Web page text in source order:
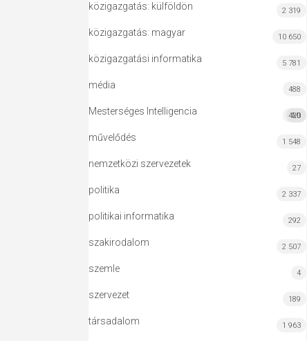
közigazgatás: külföldön 2 319
közigazgatás: magyar 10 650
közigazgatási informatika 5 781
média 488
Mesterséges Intelligencia MI
420
művelődés 1 548
nemzetközi szervezetek 27
politika 2 337
politikai informatika 292
szakirodalom 2 507
szemle 4
szervezet 189
társadalom 1 963